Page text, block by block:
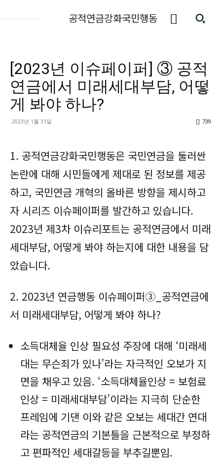
공적연금강화국민행동
[2023년 이슈페이퍼] ③ 공적
연금에서 미래세대부담, 어떻
게 봐야 하나?
2023년 1월 31일 739
1. 공적연금강화국민행동은 국민연금을 둘러싼
논란에 대해 시민들에게 제대로 된 정보를 제공
하고, 국민연금 개혁의 올바른 방향을 제시하고
자 시리즈 이슈페이퍼를 발간하고 있습니다.
2023년 제3차 이슈리포트는 공적연금에서 미래
세대부담, 어떻게 봐야 하는지에 대한 내용을 담
았습니다.
2. 2023년 연금행동 이슈페이퍼③_공적연금에
서 미래세대부담, 어떻게 봐야 하나?
소득대체율 인상 필요성 주장에 대해 ‘미래세
대는 무슨죄가 있나’라는 자극적인 오보가 지
면을 채우고 있음. ‘소득대체율인상 = 보험료
인상 = 미래세대부담’이라는 지극히 단순한
프레임에 기댄 이와 같은 오보는 세대간 연대
라는 공적연금의 기본틀을 근본적으로 부정하
고 편파적인 세대갈등을 부추길뿐임.